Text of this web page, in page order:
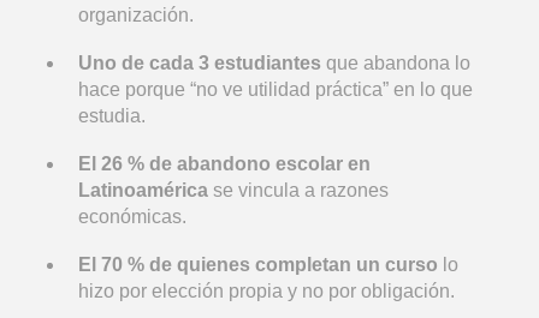
organización.
Uno de cada 3 estudiantes que abandona lo
hace porque “no ve utilidad práctica” en lo que
estudia.
El 26 % de abandono escolar en
Latinoamérica se vincula a razones
económicas.
El 70 % de quienes completan un curso lo
hizo por elección propia y no por obligación.